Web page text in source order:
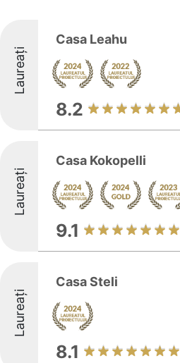
Laureați
Casa Leahu
8.2
Laureați
Casa Kokopelli
9.1
Laureați
Casa Steli
8.1